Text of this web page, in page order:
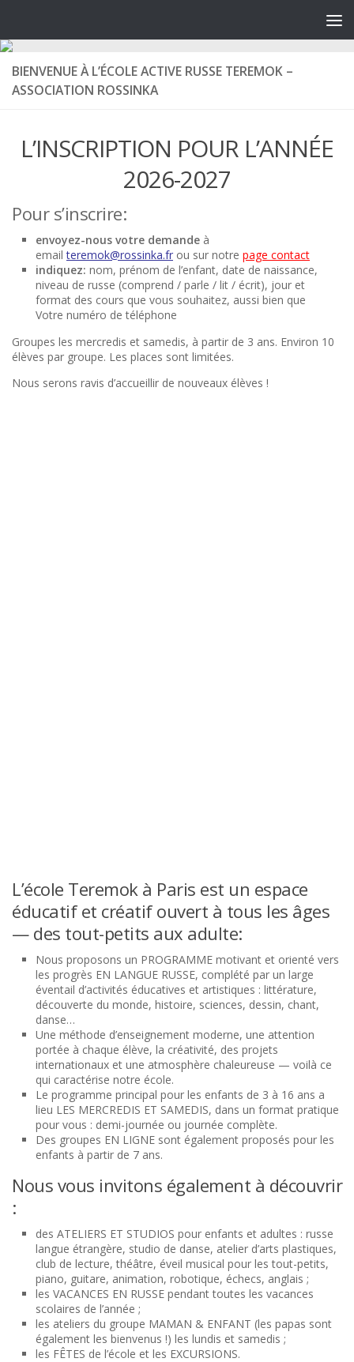
BIENVENUE À L’ÉCOLE ACTIVE RUSSE TEREMOK –
ASSOCIATION ROSSINKA
L’INSCRIPTION POUR L’ANNÉE
2026-2027
Pour s’inscrire:
envoyez-nous votre demande à
email teremok@rossinka.fr ou sur notre page contact
indiquez: nom, prénom de l’enfant, date de naissance,
niveau de russe (comprend / parle / lit / écrit), jour et
format des cours que vous souhaitez, aussi bien que
Votre numéro de téléphone
Groupes les mercredis et samedis, à partir de 3 ans. Environ 10
élèves par groupe. Les places sont limitées.
Nous serons ravis d’accueillir de nouveaux élèves !
L’école Teremok à Paris est un espace
éducatif et créatif ouvert à tous les âges
— des tout-petits aux adulte:
Nous proposons un PROGRAMME motivant et orienté vers
les progrès EN LANGUE RUSSE, complété par un large
éventail d’activités éducatives et artistiques : littérature,
découverte du monde, histoire, sciences, dessin, chant,
danse…
Une méthode d’enseignement moderne, une attention
portée à chaque élève, la créativité, des projets
internationaux et une atmosphère chaleureuse — voilà ce
qui caractérise notre école.
Le programme principal pour les enfants de 3 à 16 ans a
lieu LES MERCREDIS ET SAMEDIS, dans un format pratique
pour vous : demi-journée ou journée complète.
Des groupes EN LIGNE sont également proposés pour les
enfants à partir de 7 ans.
Nous vous invitons également à découvrir
:
des ATELIERS ET STUDIOS pour enfants et adultes : russe
langue étrangère, studio de danse, atelier d’arts plastiques,
club de lecture, théâtre, éveil musical pour les tout-petits,
piano, guitare, animation, robotique, échecs, anglais ;
les VACANCES EN RUSSE pendant toutes les vacances
scolaires de l’année ;
les ateliers du groupe MAMAN & ENFANT (les papas sont
également les bienvenus !) les lundis et samedis ;
les FÊTES de l’école et les EXCURSIONS.